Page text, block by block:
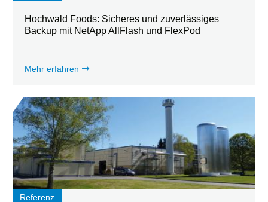
Hochwald Foods: Sicheres und zuverlässiges
Backup mit NetApp AllFlash und FlexPod
Mehr erfahren
Referenz